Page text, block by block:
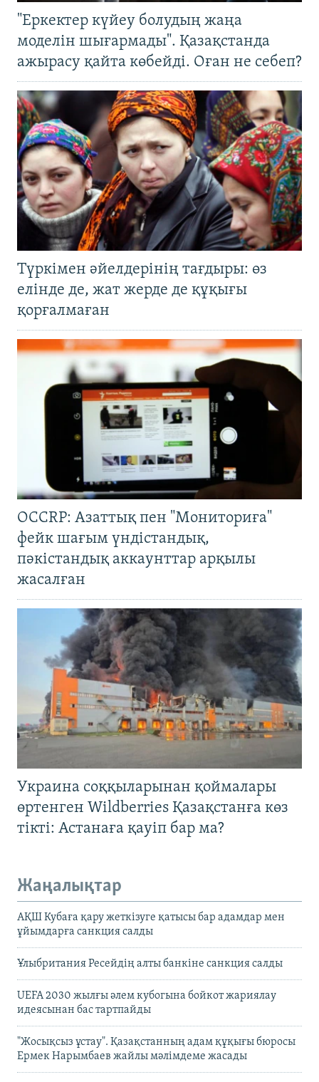
"Еркектер күйеу болудың жаңа
моделін шығармады". Қазақстанда
ажырасу қайта көбейді. Оған не себеп?
Түркімен әйелдерінің тағдыры: өз
елінде де, жат жерде де құқығы
қорғалмаған
OCCRP: Азаттық пен "Мониториға"
фейк шағым үндістандық,
пәкістандық аккаунттар арқылы
жасалған
Украина соққыларынан қоймалары
өртенген Wildberries Қазақстанға көз
тікті: Астанаға қауіп бар ма?
Жаңалықтар
АҚШ Кубаға қару жеткізуге қатысы бар адамдар мен
ұйымдарға санкция салды
Ұлыбритания Ресейдің алты банкіне санкция салды
UEFA 2030 жылғы әлем кубогына бойкот жариялау
идеясынан бас тартпайды
"Жосықсыз ұстау". Қазақстанның адам құқығы бюросы
Ермек Нарымбаев жайлы мәлімдеме жасады